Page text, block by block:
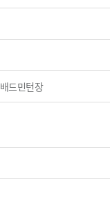
드민턴장